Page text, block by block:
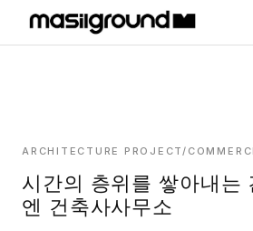
PROJECTS
MASILWIDE
ARCHITECTURE PROJECT/
시간의 층위를 쌓아내는
엔 건축사사무소